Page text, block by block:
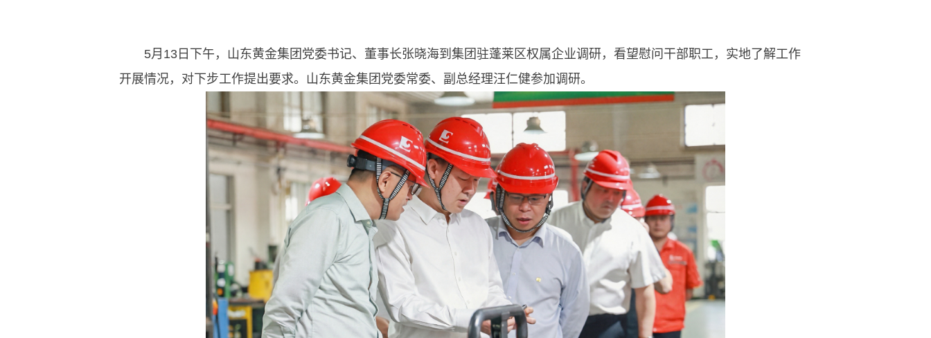
5月13日下午，山东黄金集团党委书记、董事长张晓海到集团驻蓬莱区权属企业调研，看望慰问干部职工，实地了解工作
开展情况，对下步工作提出要求。山东黄金集团党委常委、副总经理汪仁健参加调研。